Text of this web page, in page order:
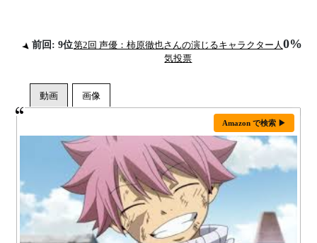
前回: 9位第2回 声優：柿原徹也さんの演じるキャラクター人
気投票
0%
Amazon で検索 ▶